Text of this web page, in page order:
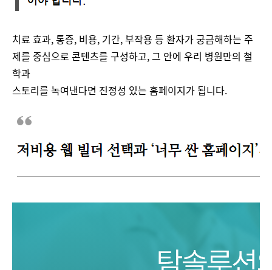
치료 효과, 통증, 비용, 기간, 부작용 등 환자가 궁금해하는 주
제를 중심으로 콘텐츠를 구성하고, 그 안에 우리 병원만의 철
학과
스토리를 녹여낸다면 진정성 있는 홈페이지가 됩니다​.